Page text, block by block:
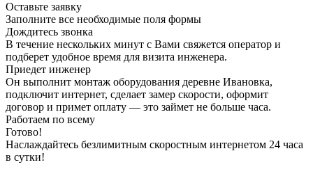
Оставьте заявку
Заполните все необходимые поля формы
Дождитесь звонка
В течение нескольких минут с Вами свяжется оператор и
подберет удобное время для визита инженера.
Приедет инженер
Он выполнит монтаж оборудования деревне Ивановка,
подключит интернет, сделает замер скорости, оформит
договор и примет оплату — это займет не больше часа.
Работаем по всему
Готово!
Наслаждайтесь безлимитным скоростным интернетом 24 часа
в сутки!